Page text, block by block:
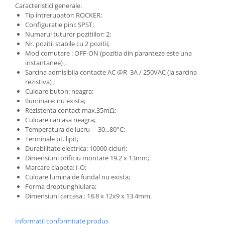
Caracteristici generale:
Tip întrerupator: ROCKER;
Configuratie pini: SPST;
Numarul tuturor pozitiilor: 2;
Nr. pozitii stabile cu 2 pozitii;
Mod comutare : OFF-ON (pozitia din paranteze este una
instantanee) ;
Sarcina admisibila contacte AC @R 3A / 250VAC (la sarcina
rezistiva) ;
Culoare buton: neagra;
Iluminare: nu exista;
Rezistenta contact max.35mΩ;
Culoare carcasa neagra;
Temperatura de lucru -30...80°C;
Terminale pt. lipit;
Durabilitate electrica: 10000 cicluri;
Dimensiuni orificiu montare 19.2 x 13mm;
Marcare clapeta: I-O;
Culoare lumina de fundal nu exista;
Forma dreptunghiulara;
Dimensiuni carcasa : 18.8 x 12x9 x 13.4mm.
Informatii conformitate produs